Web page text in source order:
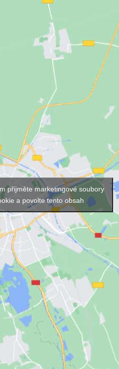
přijměte marketingové soubory
a povolte tento obsah